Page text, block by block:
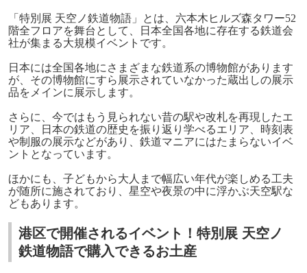
「特別展 天空ノ鉄道物語」とは、六本木ヒルズ森タワー52
階全フロアを舞台として、日本全国各地に存在する鉄道会
社が集まる大規模イベントです。
日本には全国各地にさまざまな鉄道系の博物館があります
が、その博物館にすら展示されていなかった蔵出しの展示
品をメインに展示します。
さらに、今ではもう見られない昔の駅や改札を再現したエ
リア、日本の鉄道の歴史を振り返り学べるエリア、時刻表
や制服の展示などがあり、鉄道マニアにはたまらないイベ
ントとなっています。
ほかにも、子どもから大人まで幅広い年代が楽しめる工夫
が随所に施されており、星空や夜景の中に浮かぶ天空駅な
どもあります。
港区で開催されるイベント！特別展 天空ノ
鉄道物語で購入できるお土産